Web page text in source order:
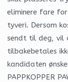
eliminere fare
tyveri. Dersom
sendt til deg, vil
tilbakebetales
kandidaten
PAPPKOPPER